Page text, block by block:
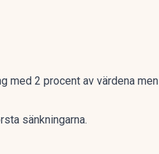
med 2 procent av värdena men
sänkningarna.